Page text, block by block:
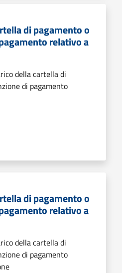
di pagamento o
relativo a
della cartella di
di pagamento
di pagamento o
relativo a
della cartella di
di pagamento